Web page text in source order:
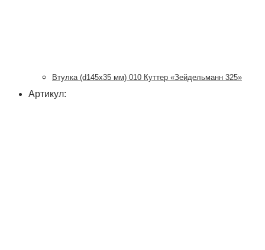
Втулка (d145х35 мм) 010 Куттер «Зейдельманн 325»
Артикул: